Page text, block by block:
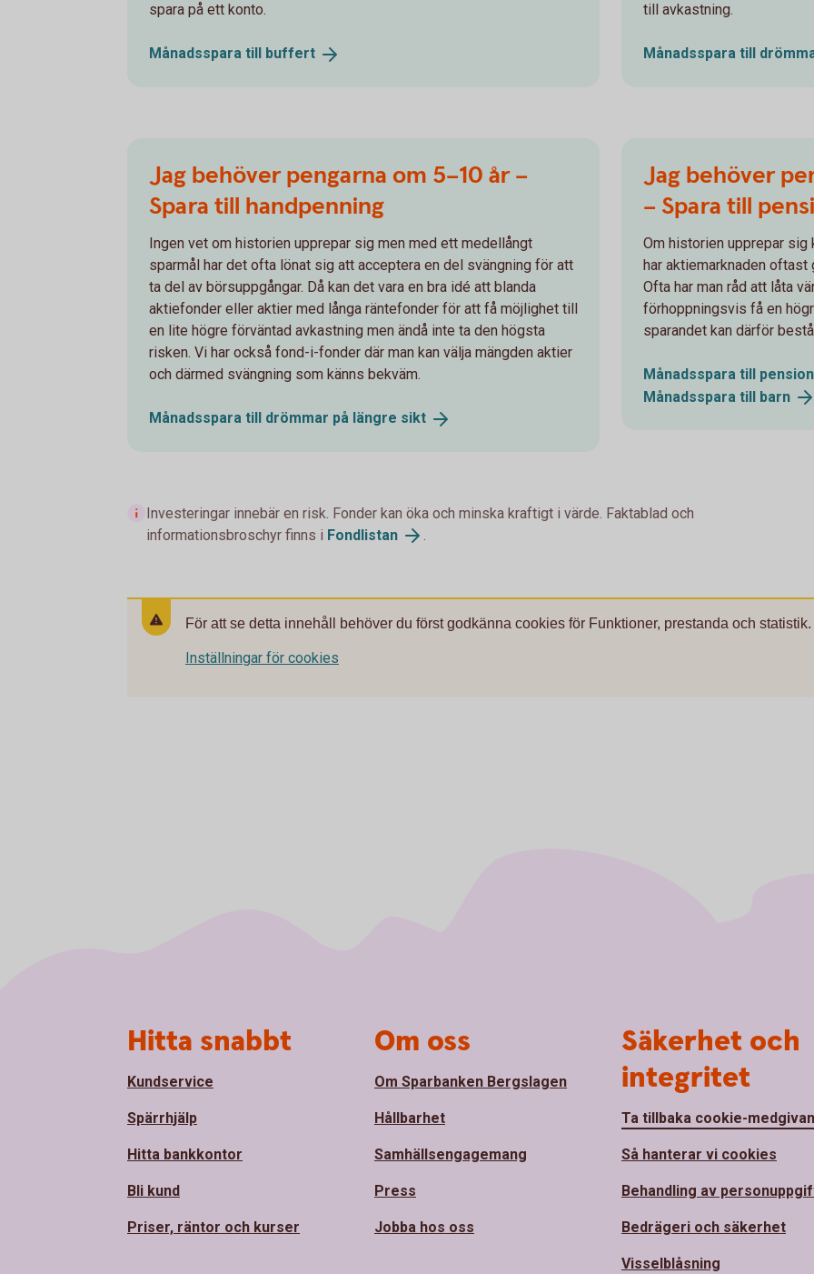
spara på ett konto.
Månadsspara till buffert
till avkastning.
Månadsspara till
Jag behöver pengarna om 5–10 år –
Spara till handpenning
Ingen vet om historien upprepar sig men med ett medellångt
sparmål har det ofta lönat sig att acceptera en del svängning för att
ta del av börsuppgångar. Då kan det vara en bra idé att blanda
aktiefonder eller aktier med långa räntefonder för att få möjlighet till
en lite högre förväntad avkastning men ändå inte ta den högsta
risken. Vi har också fond-i-fonder där man kan välja mängden aktier
och därmed svängning som känns bekväm.
Månadsspara till drömmar på längre sikt
Jag behöver
– Spara till
Om historien upprepar sig
har aktiemarknaden oftast
Ofta har man råd att låta
förhoppningsvis få en
sparandet kan därför
Månadsspara till pension
Månadsspara till barn
Investeringar innebär en risk. Fonder kan öka och minska kraftigt i värde. Faktablad och
informationsbroschyr finns i Fondlistan
För att se detta innehåll behöver du först godkänna cookies för Funktioner, prestanda och statistik.
Inställningar för cookies
Hitta snabbt
Kundservice
Spärrhjälp
Hitta bankkontor
Bli kund
Priser, räntor och kurser
Om oss
Om Sparbanken Bergslagen
Hållbarhet
Samhällsengagemang
Press
Jobba hos oss
Säkerhet och
integritet
Ta tillbaka cookie-
Så hanterar vi cookies
Behandling av
Bedrägeri och säkerhet
Visselblåsning